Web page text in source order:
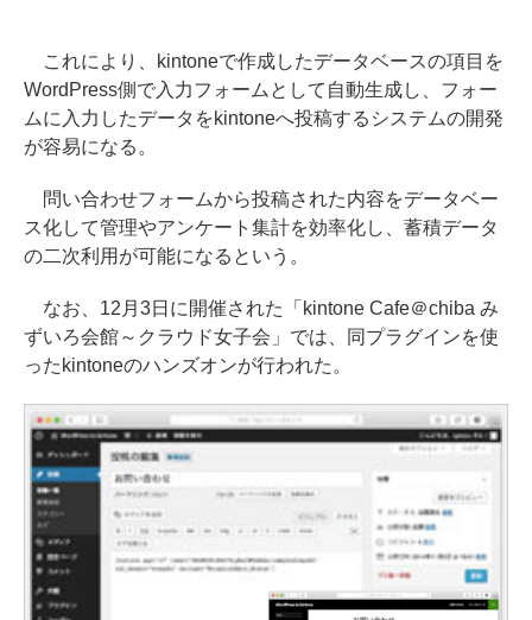
これにより、kintoneで作成したデータベースの項目を
WordPress側で入力フォームとして自動生成し、フォー
ムに入力したデータをkintoneへ投稿するシステムの開発
が容易になる。
問い合わせフォームから投稿された内容をデータベー
ス化して管理やアンケート集計を効率化し、蓄積データ
の二次利用が可能になるという。
なお、12月3日に開催された「kintone Cafe＠chiba み
ずいろ会館～クラウド女子会」では、同プラグインを使
ったkintoneのハンズオンが行われた。